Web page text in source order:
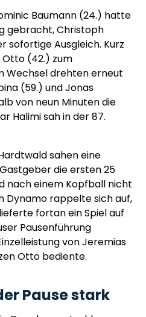
Baumann (24.) hatte
gebracht, Christoph
sofortige Ausgleich. Kurz
Otto (42.) zum
Wechsel drehten erneut
(59.) und Jonas
von neun Minuten die
Halimi sah in der 87.
sahen eine
die ersten 25
nach einem Kopfball nicht
Dynamo rappelte sich auf,
fortan ein Spiel auf
Pausenführung
von Jeremias
Otto bediente.
Pause stark